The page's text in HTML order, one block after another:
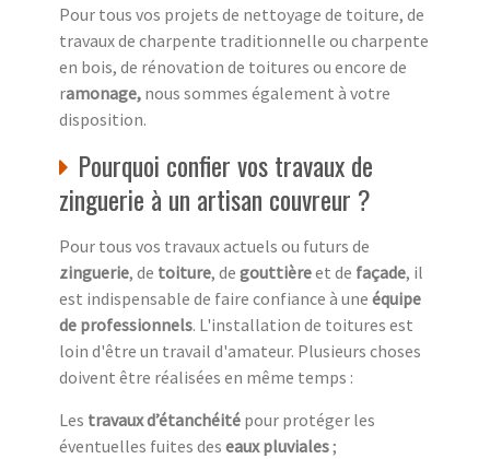
Pour tous vos projets de nettoyage de toiture, de
travaux de charpente traditionnelle ou charpente
en bois, de rénovation de toitures ou encore de
ramonage, nous sommes également à votre
disposition.
Pourquoi confier vos travaux de
zinguerie à un artisan couvreur ?
Pour tous vos travaux actuels ou futurs de
zinguerie, de toiture, de gouttièreet de façade, il
est indispensable de faire confiance à une équipe
de professionnels. L'installation de toitures est
loin d'être un travail d'amateur. Plusieurs choses
doivent être réalisées en même temps :
Les travaux d’étanchéité pour protéger les
éventuelles fuites des eaux pluviales ;